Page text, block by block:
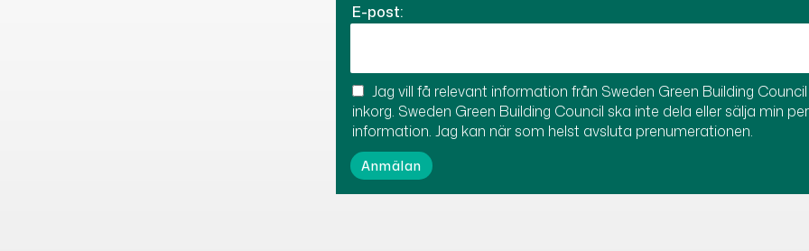
E-post:
Jag vill få relevant information från Sweden Green Building
inkorg. Sweden Green Building Council ska inte dela eller sälja min
information. Jag kan när som helst avsluta prenumerationen.